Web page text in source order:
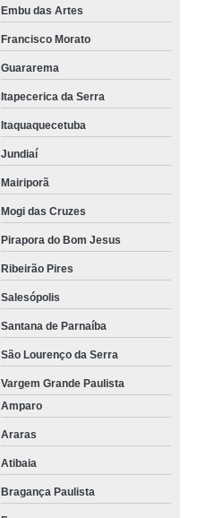
Embu das Artes
Francisco Morato
Guararema
Itapecerica da Serra
Itaquaquecetuba
Jundiaí
Mairiporã
Mogi das Cruzes
Pirapora do Bom Jesus
Ribeirão Pires
Salesópolis
Santana de Parnaíba
São Lourenço da Serra
Vargem Grande Paulista
Amparo
Araras
Atibaia
Bragança Paulista